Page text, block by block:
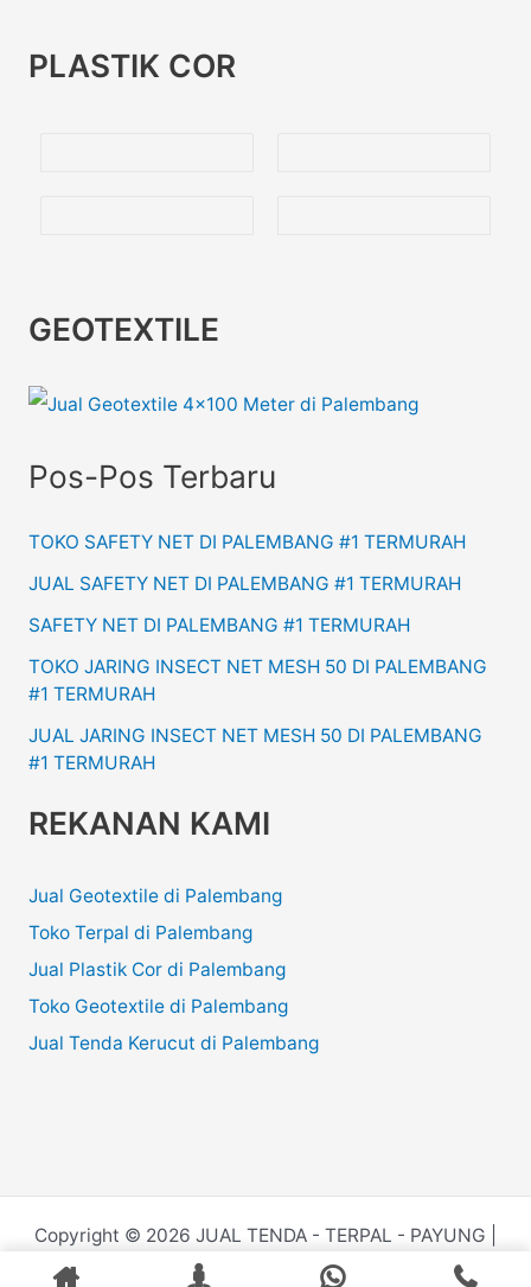
PLASTIK COR
GEOTEXTILE
Pos-Pos Terbaru
TOKO SAFETY NET DI PALEMBANG #1 TERMURAH
JUAL SAFETY NET DI PALEMBANG #1 TERMURAH
SAFETY NET DI PALEMBANG #1 TERMURAH
TOKO JARING INSECT NET MESH 50 DI PALEMBANG
#1 TERMURAH
JUAL JARING INSECT NET MESH 50 DI PALEMBANG
#1 TERMURAH
REKANAN KAMI
Jual Geotextile di Palembang
Toko Terpal di Palembang
Jual Plastik Cor di Palembang
Toko Geotextile di Palembang
Jual Tenda Kerucut di Palembang
Copyright © 2026 JUAL TENDA - TERPAL - PAYUNG |
Powered by
Juru.Website